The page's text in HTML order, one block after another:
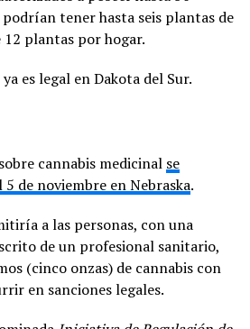
podrían tener hasta seis plantas de
12 plantas por hogar.
es legal en Dakota del Sur.
cannabis medicinal se
de noviembre en Nebraska.
a las personas, con una
de un profesional sanitario,
(cinco onzas) de cannabis con
en sanciones legales.